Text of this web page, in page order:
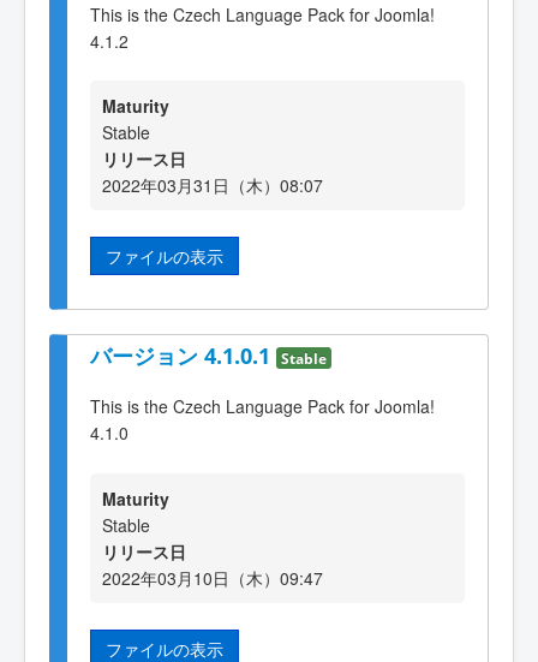
This is the Czech Language Pack for Joomla!
4.1.2
Maturity
Stable
リリース日
2022年03月31日（木）08:07
ファイルの表示
バージョン 4.1.0.1 Stable
This is the Czech Language Pack for Joomla!
4.1.0
Maturity
Stable
リリース日
2022年03月10日（木）09:47
ファイルの表示